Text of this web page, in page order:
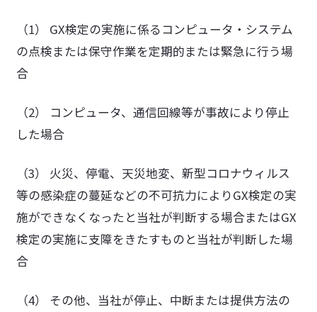
（1） GX検定の実施に係るコンピュータ・システム
の点検または保守作業を定期的または緊急に行う場
合
（2） コンピュータ、通信回線等が事故により停止
した場合
（3） 火災、停電、天災地変、新型コロナウィルス
等の感染症の蔓延などの不可抗力によりGX検定の実
施ができなくなったと当社が判断する場合またはGX
検定の実施に支障をきたすものと当社が判断した場
合
（4） その他、当社が停止、中断または提供方法の